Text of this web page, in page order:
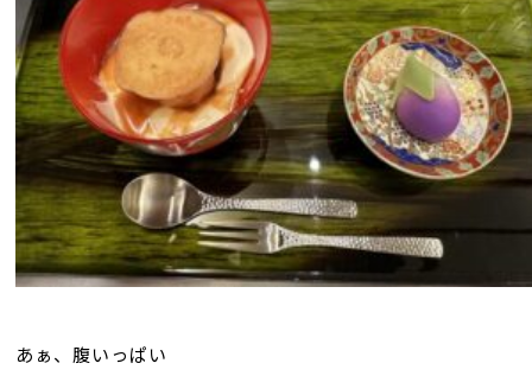
あぁ、腹いっぱい